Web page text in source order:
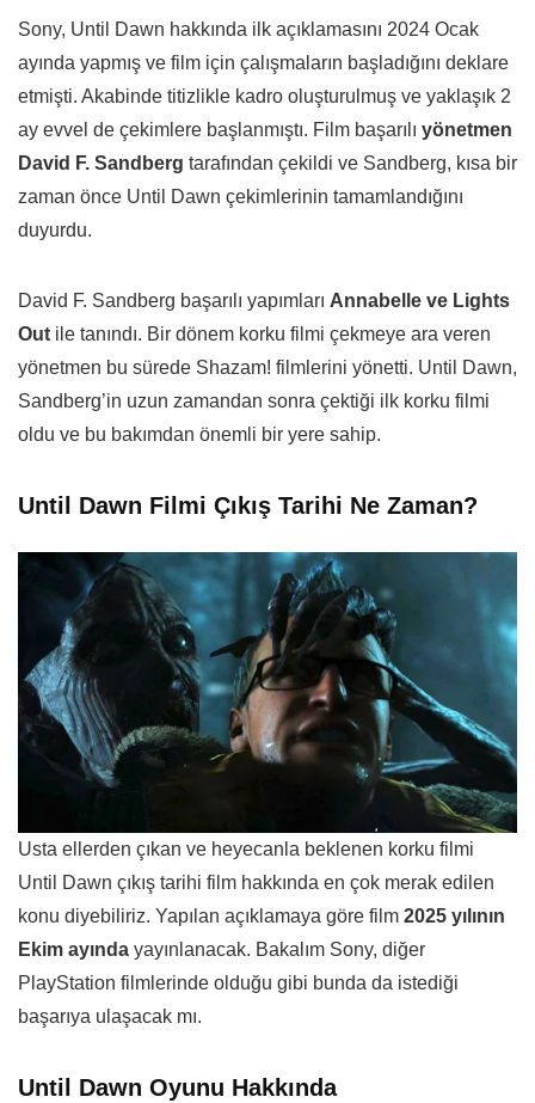
Sony, Until Dawn hakkında ilk açıklamasını 2024 Ocak
ayında yapmış ve film için çalışmaların başladığını deklare
etmişti. Akabinde titizlikle kadro oluşturulmuş ve yaklaşık 2
ay evvel de çekimlere başlanmıştı. Film başarılı yönetmen
David F. Sandberg tarafından çekildi ve Sandberg, kısa bir
zaman önce Until Dawn çekimlerinin tamamlandığını
duyurdu.
David F. Sandberg başarılı yapımları Annabelle ve Lights
Out ile tanındı. Bir dönem korku filmi çekmeye ara veren
yönetmen bu sürede Shazam! filmlerini yönetti. Until Dawn,
Sandberg’in uzun zamandan sonra çektiği ilk korku filmi
oldu ve bu bakımdan önemli bir yere sahip.
Until Dawn Filmi Çıkış Tarihi Ne Zaman?
Usta ellerden çıkan ve heyecanla beklenen korku filmi
Until Dawn çıkış tarihi film hakkında en çok merak edilen
konu diyebiliriz. Yapılan açıklamaya göre film 2025 yılının
Ekim ayında yayınlanacak. Bakalım Sony, diğer
PlayStation filmlerinde olduğu gibi bunda da istediği
başarıya ulaşacak mı.
Until Dawn Oyunu Hakkında